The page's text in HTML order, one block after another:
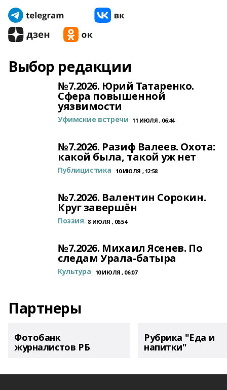
Выбор редакции
№7.2026. Юрий Татаренко.
Сфера повышенной
уязвимости
Уфимские встречи 11 ИЮЛЯ , 06:44
№7.2026. Разиф Валеев. Охота:
какой была, такой уж нет
Публицистика 10 ИЮЛЯ , 12:58
№7.2026. Валентин Сорокин.
Круг завершён
Поэзия 8 ИЮЛЯ , 06:54
№7.2026. Михаил Ясенев. По
следам Урала-батыра
Культура 10 ИЮЛЯ , 06:07
Партнеры
Фотобанк
журналистов РБ
Рубрика "Еда и
напитки"